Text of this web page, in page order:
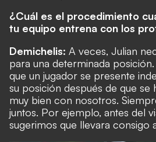
¿Cuál es el procedimiento
tu equipo entrena con los
Demichelis: A veces, Julian
para una determinada
que un jugador se presente
su posición después de que se
muy bien con nosotros.
juntos. Por ejemplo, antes del
sugerimos que llevara consigo